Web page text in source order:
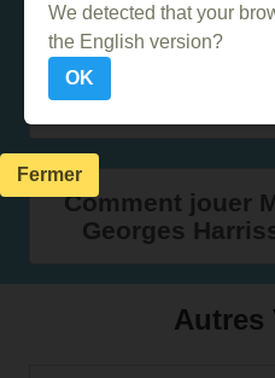
Comment jouer
Georges
Autres
We detected that your
the English version?
OK
Fermer